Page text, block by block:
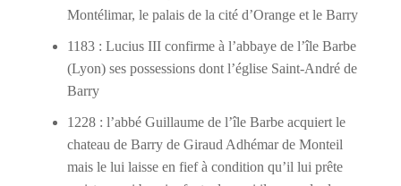
Montélimar, le palais de la cité d’Orange et le Barry
1183 : Lucius III confirme à l’abbaye de l’île Barbe
(Lyon) ses possessions dont l’église Saint-André de
Barry
1228 : l’abbé Guillaume de l’île Barbe acquiert le
chateau de Barry de Giraud Adhémar de Monteil
mais le lui laisse en fief à condition qu’il lui prête